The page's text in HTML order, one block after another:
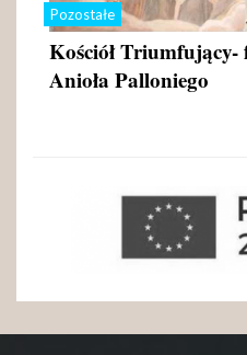
Pozostałe
Kościół Triumfujący-
Anioła Palloniego